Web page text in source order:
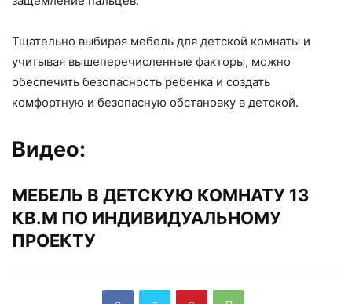
Тщательно выбирая мебель для детской комнаты и
учитывая вышеперечисленные факторы, можно
обеспечить безопасность ребенка и создать
комфортную и безопасную обстановку в детской.
Видео:
МЕБЕЛЬ В ДЕТСКУЮ КОМНАТУ 13
КВ.М ПО ИНДИВИДУАЛЬНОМУ
ПРОЕКТУ